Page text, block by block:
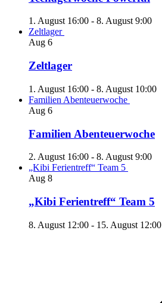
1. August 16:00 - 8. August 9:00
Zeltlager
Aug 6
Zeltlager
1. August 16:00 - 8. August 10:00
Familien Abenteuerwoche
Aug 6
Familien Abenteuerwoche
2. August 16:00 - 8. August 9:00
„Kibi Ferientreff“ Team 5
Aug 8
„Kibi Ferientreff“ Team 5
8. August 12:00 - 15. August 12:00